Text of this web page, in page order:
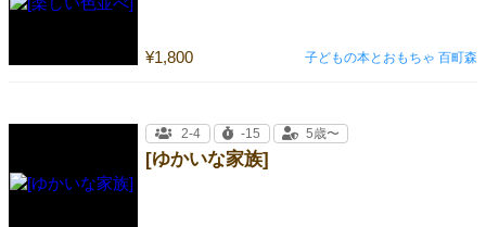
¥1,800 子どもの本とおもちゃ 百町森
[ゆかいな家族]
2-4 -15 5歳〜